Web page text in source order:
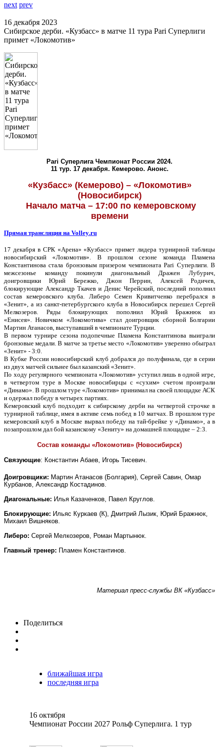
next prev
16 декабря 2023
Сибирское дерби. «Кузбасс» в матче 11 тура Pari Суперлиги
примет «Локомотив»
Pari Суперлига Чемпионат России 2024.
11 тур. 17 декабря. Кемерово. Анонс.
«Кузбасс» (Кемерово) – «Локомотив»
(Новосибирск)
Начало матча – 17:00 по кемеровскому
времени
Прямая трансляция на Volley.ru
17 декабря в СРК «Арена» «Кузбасс» примет лидера турнирной таблицы
новосибирский «Локомотив». В прошлом сезоне команда Пламена
Константинова стала бронзовым призером чемпионата Pari Суперлиги. В
межсезонье команду покинули диагональный Дражен Лубурич,
доигровщики Юрий Бережко, Джон Перрин, Алексей Родичев,
блокирующие Александр Ткачев и Денис Черейский, последний пополнил
состав кемеровского клуба. Либеро Семен Кривитченко перебрался в
«Зенит», а из санкт-петербургского клуба в Новосибирск перешел Сергей
Мелкозеров. Ряды блокирующих пополнил Юрий Бражнюк из
«Енисея». Новичком «Локомотива» стал доигровщик сборной Болгарии
Мартин Атанасов, выступавший в чемпионате Турции.
В первом турнире сезона подопечные Пламена Константинова выиграли
бронзовые медали. В матче за третье место «Локомотив» уверенно обыграл
«Зенит» - 3:0.
В Кубке России новосибирский клуб добрался до полуфинала, где в серии
из двух матчей сильнее был казанский «Зенит».
По ходу регулярного чемпионата «Локомотив» уступил лишь в одной игре,
в четвертом туре в Москве новосибирцы с «сухим» счетом проиграли
«Динамо». В прошлом туре «Локомотив» принимал на своей площадке АСК
и одержал победу в четырех партиях.
Кемеровский клуб подходит к сибирскому дерби на четвертой строчке в
турнирной таблице, имея в активе семь побед в 10 матчах. В прошлом туре
кемеровский клуб в Москве вырвал победу на тай-брейке у «Динамо», а в
позапрошлом дал бой казанскому «Зениту» на домашней площадке – 2:3.
Состав команды «Локомотив» (Новосибирск)
Связующие: Константин Абаев, Игорь Тисевич.
Доигровщики: Мартин Атанасов (Болгария), Сергей Савин, Омар
Курбанов, Александр Костадинов.
Диагональные: Илья Казаченков, Павел Круглов.
Блокирующие: Ильяс Куркаев (К), Дмитрий Лызик, Юрий Бражнюк,
Михаил Вишняков.
Либеро: Сергей Мелкозеров, Роман Мартынюк.
Главный тренер: Пламен Константинов.
Материал пресс-службы ВК «Кузбасс»
Поделиться
ближайшая игра
последняя игра
16 октября
Чемпионат России 2027 Рольф Суперлига. 1 тур